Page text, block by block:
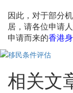
因此，对于部分
居，请各位申请
申请而来的香港
相关文